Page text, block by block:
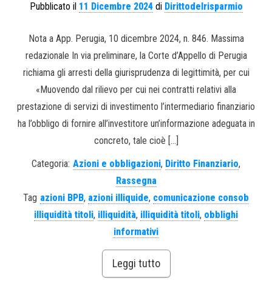
Pubblicato il 11 Dicembre 2024di Dirittodelrisparmio
Nota a App. Perugia, 10 dicembre 2024, n. 846. Massima
redazionale In via preliminare, la Corte d’Appello di Perugia
richiama gli arresti della giurisprudenza di legittimità, per cui
«Muovendo dal rilievo per cui nei contratti relativi alla
prestazione di servizi di investimento l’intermediario finanziario
ha l’obbligo di fornire all’investitore un’informazione adeguata in
concreto, tale cioè […]
Categoria: Azioni e obbligazioni, Diritto Finanziario,
Rassegna
Tag azioni BPB, azioni illiquide, comunicazione consob
illiquidità titoli, illiquidità, illiquidità titoli, obblighi
informativi
Leggi tutto